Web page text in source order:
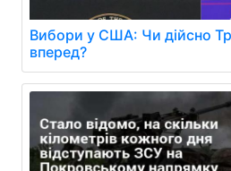
Вибори у США: Чи дійсно
вперед?